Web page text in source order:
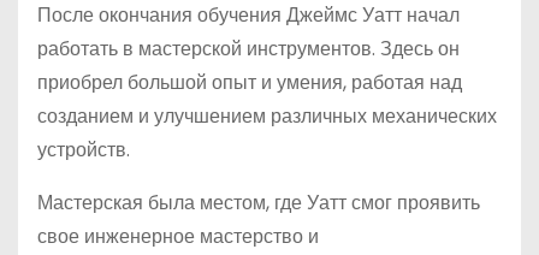
После окончания обучения Джеймс Уатт начал
работать в мастерской инструментов. Здесь он
приобрел большой опыт и умения, работая над
созданием и улучшением различных механических
устройств.
Мастерская была местом, где Уатт смог проявить
свое инженерное мастерство и